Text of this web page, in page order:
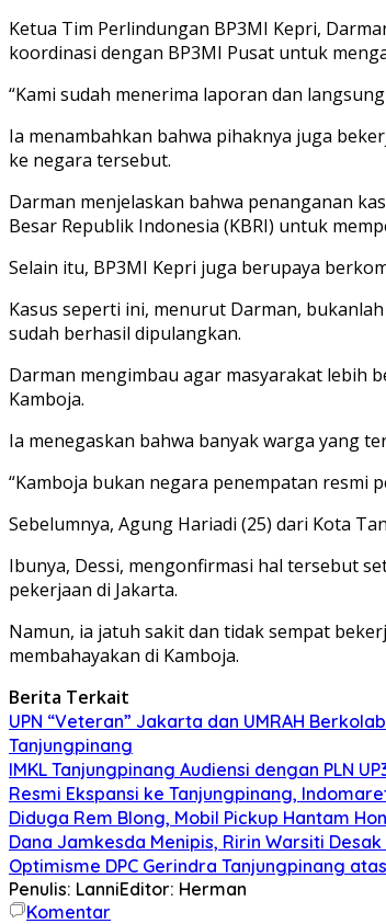
Ketua Tim Perlindungan BP3MI Kepri,
koordinasi dengan BP3MI Pusat untuk
“Kami sudah menerima laporan dan
Ia menambahkan bahwa pihaknya juga
ke negara tersebut.
Darman menjelaskan bahwa penanganan
Besar Republik Indonesia (KBRI) untuk
Selain itu, BP3MI Kepri juga berupaya
Kasus seperti ini, menurut Darman,
sudah berhasil dipulangkan.
Darman mengimbau agar masyarakat lebih
Kamboja.
Ia menegaskan bahwa banyak warga yang
“Kamboja bukan negara penempatan resmi
Sebelumnya, Agung Hariadi (25) dari Kota
Ibunya, Dessi, mengonfirmasi hal tersebut
pekerjaan di Jakarta.
Namun, ia jatuh sakit dan tidak sempat
membahayakan di Kamboja.
Berita Terkait
UPN “Veteran” Jakarta dan UMRAH
Tanjungpinang
IMKL Tanjungpinang Audiensi dengan PLN
Resmi Ekspansi ke Tanjungpinang,
Diduga Rem Blong, Mobil Pickup Hantam
Dana Jamkesda Menipis, Ririn Warsiti Desak
Optimisme DPC Gerindra Tanjungpinang
Penulis: LanniEditor: Herman
Komentar